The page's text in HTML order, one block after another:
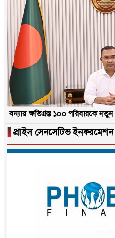
বন্যায় ক্ষতিগ্রস্ত ১০০ পরিবারকে নতুন
▐ প্রাইস সেনসেটিভ ইনফরমেশন